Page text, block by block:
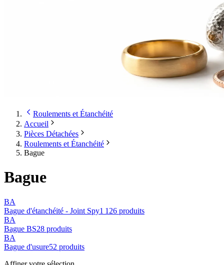
Roulements et Étanchéité
Accueil
Pièces Détachées
Roulements et Étanchéité
Bague
Bague
BA
Bague d'étanchéité - Joint Spy1 126 produits
BA
Bague BS28 produits
BA
Bague d'usure52 produits